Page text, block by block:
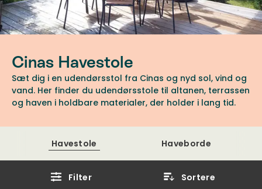
Cinas Havestole
Sæt dig i en udendørsstol fra Cinas og nyd sol, vind og
vand. Her finder du udendørsstole til altanen, terrassen
og haven i holdbare materialer, der holder i lang tid.
Havestole Haveborde
Filter Sortere